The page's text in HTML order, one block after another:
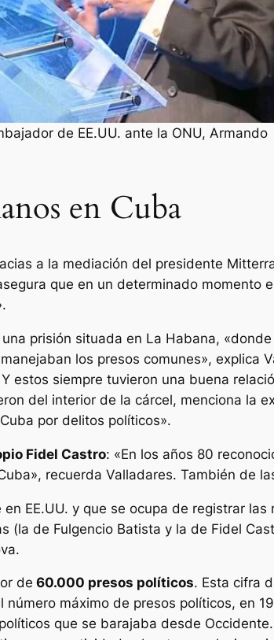
de EE.UU. ante la ONU, Armando
en Cuba
a la mediación del presidente
que en un determinado momento
prisión situada en La Habana,
los presos comunes», explica
estos siempre tuvieron una buena
del interior de la cárcel, menciona la
por delitos políticos».
Fidel Castro: «En los años 80
recuerda Valladares. También de
EE.UU. y que se ocupa de registrar
de Fulgencio Batista y la de Fidel
de 60.000 presos políticos. Esta cifra
máximo de presos políticos, en
que se barajaba desde